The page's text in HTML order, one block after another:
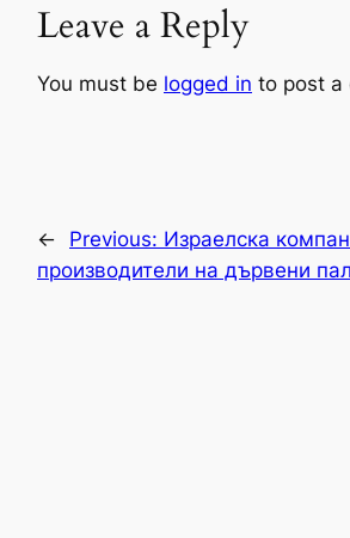
Leave a Reply
You must be logged in to post a
← Previous: Израелска
производители на дървени